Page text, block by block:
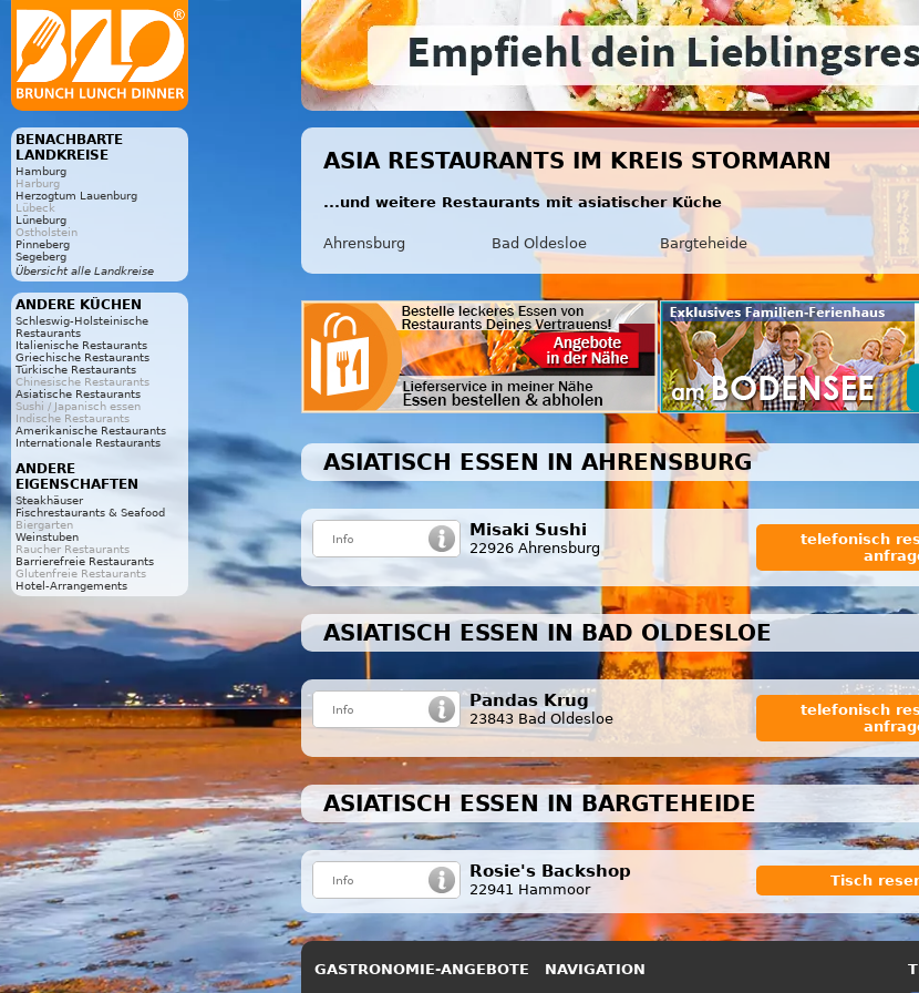
BENACHBARTE
LANDKREISE
Hamburg
Harburg
Herzogtum Lauenburg
Lübeck
Lüneburg
Ostholstein
Pinneberg
Segeberg
Übersicht alle Landkreise
ANDERE KÜCHEN
Schleswig-Holsteinische
Restaurants
Italienische Restaurants
Griechische Restaurants
Türkische Restaurants
Chinesische Restaurants
Asiatische Restaurants
Sushi / Japanisch essen
Indische Restaurants
Amerikanische Restaurants
Internationale Restaurants
ANDERE
EIGENSCHAFTEN
Steakhäuser
Fischrestaurants & Seafood
Biergarten
Weinstuben
Raucher Restaurants
Barrierefreie Restaurants
Glutenfreie Restaurants
Hotel-Arrangements
ASIA RESTAURANTS IM KREIS STORMARN
...und weitere Restaurants mit asiatischer Küche
Ahrensburg Bad Oldesloe Bargteheide
ASIATISCH ESSEN IN AHRENSBURG
Misaki Sushi
22926 Ahrensburg
telefonisch
ASIATISCH ESSEN IN BAD OLDESLOE
Pandas Krug
23843 Bad Oldesloe
telefonisch
ASIATISCH ESSEN IN BARGTEHEIDE
Rosie's Backshop
22941 Hammoor
Tisch
GASTRONOMIE-ANGEBOTE NAVIGATION